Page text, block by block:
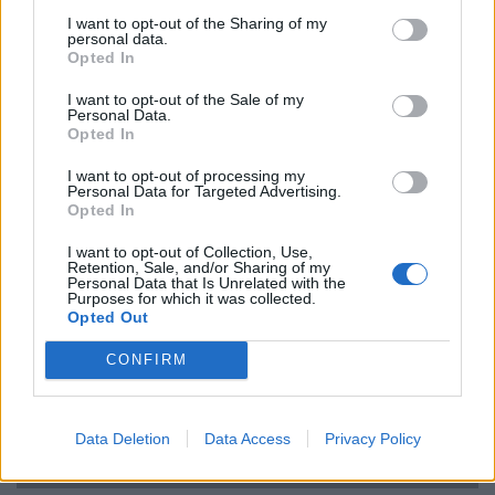
I want to opt-out of the Sharing of my
personal data.
Opted In
I want to opt-out of the Sale of my
Personal Data.
Opted In
I want to opt-out of processing my
Personal Data for Targeted Advertising.
Opted In
I want to opt-out of Collection, Use,
Retention, Sale, and/or Sharing of my
Personal Data that Is Unrelated with the
Purposes for which it was collected.
Opted Out
CONFIRM
Data Deletion Data Access Privacy Policy